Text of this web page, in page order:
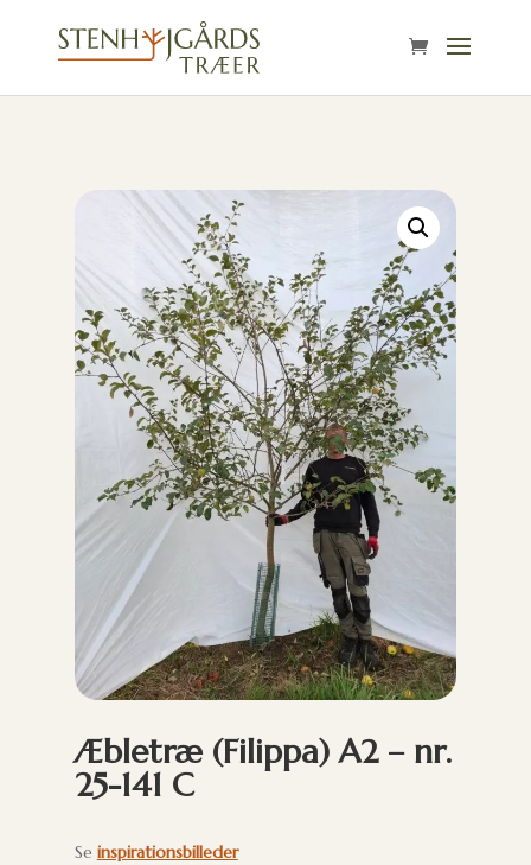
Æbletræ (Filippa) A2 – nr.
25-141 C
Se inspirationsbilleder